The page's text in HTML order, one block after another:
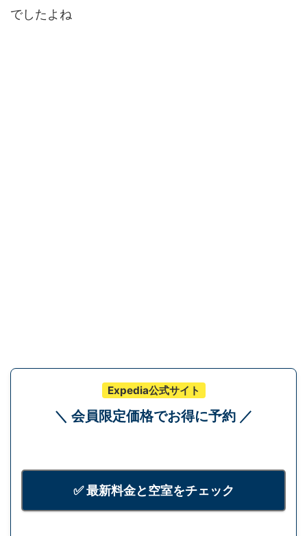
でしたよね
Expedia公式サイト
＼ 会員限定価格でお得に予約 ／
✅ 最新料金と空室をチェック